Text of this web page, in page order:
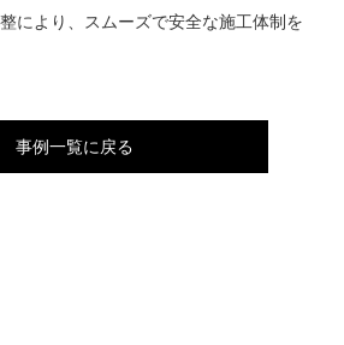
により、スムーズで安全な施工体制を
事例一覧に戻る